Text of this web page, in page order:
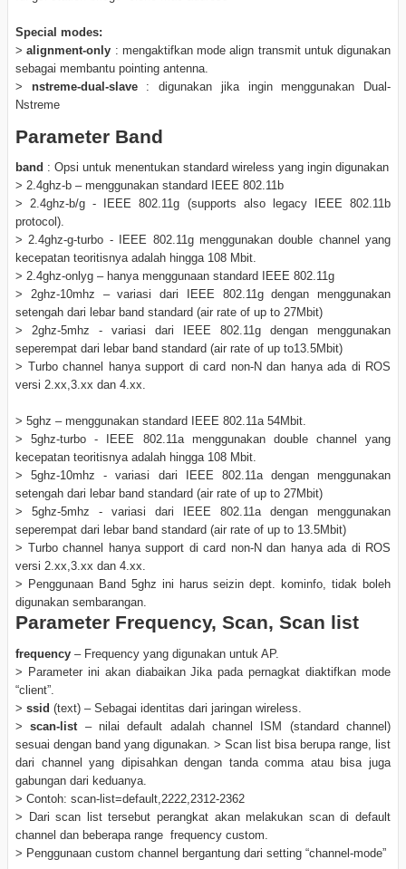
Special modes:
>alignment-only : mengaktifkan mode align transmit untuk digunakan
sebagai membantu pointing antenna.
> nstreme-dual-slave: digunakan jika ingin menggunakan Dual-
Nstreme
Parameter Band
band : Opsi untuk menentukan standard wireless yang ingin digunakan
> 2.4ghz-b – menggunakan standard IEEE 802.11b
> 2.4ghz-b/g - IEEE 802.11g (supports also legacy IEEE 802.11b
protocol).
> 2.4ghz-g-turbo - IEEE 802.11g menggunakan double channel yang
kecepatan teoritisnya adalah hingga 108 Mbit.
> 2.4ghz-onlyg – hanya menggunaan standard IEEE 802.11g
> 2ghz-10mhz – variasi dari IEEE 802.11g dengan menggunakan
setengah dari lebar band standard (air rate of up to 27Mbit)
> 2ghz-5mhz - variasi dari IEEE 802.11g dengan menggunakan
seperempat dari lebar band standard (air rate of up to13.5Mbit)
> Turbo channel hanya support di card non-N dan hanya ada di ROS
versi 2.xx,3.xx dan 4.xx.
> 5ghz – menggunakan standard IEEE 802.11a 54Mbit.
> 5ghz-turbo - IEEE 802.11a menggunakan double channel yang
kecepatan teoritisnya adalah hingga 108 Mbit.
> 5ghz-10mhz - variasi dari IEEE 802.11a dengan menggunakan
setengah dari lebar band standard (air rate of up to 27Mbit)
> 5ghz-5mhz - variasi dari IEEE 802.11a dengan menggunakan
seperempat dari lebar band standard (air rate of up to 13.5Mbit)
> Turbo channel hanya support di card non-N dan hanya ada di ROS
versi 2.xx,3.xx dan 4.xx.
> Penggunaan Band 5ghz ini harus seizin dept. kominfo, tidak boleh
digunakan sembarangan.
Parameter Frequency, Scan, Scan list
frequency – Frequency yang digunakan untuk AP.
> Parameter ini akan diabaikan Jika pada pernagkat diaktifkan mode
“client”.
> ssid (text) – Sebagai identitas dari jaringan wireless.
>scan-list – nilai default adalah channel ISM (standard channel)
sesuai dengan band yang digunakan. > Scan list bisa berupa range, list
dari channel yang dipisahkan dengan tanda comma atau bisa juga
gabungan dari keduanya.
> Contoh: scan-list=default,2222,2312-2362
> Dari scan list tersebut perangkat akan melakukan scan di default
channel dan beberapa range frequency custom.
> Penggunaan custom channel bergantung dari setting “channel-mode”